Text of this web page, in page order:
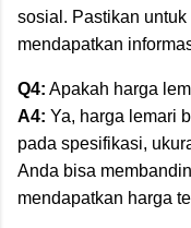
sosial. Pastikan
mendapatkan
Q4: Apakah harga
A4: Ya, harga lemari
pada spesifikasi,
Anda bisa
mendapatkan harga